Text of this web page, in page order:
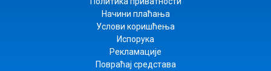
Начини плаћања
Услови коришћења
Испорука
Рекламације
Повраћај средстава